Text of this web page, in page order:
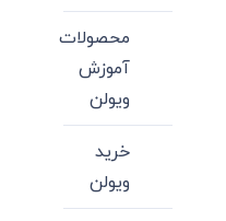
محصولات
آموزش
ویولن
خرید
ویولن